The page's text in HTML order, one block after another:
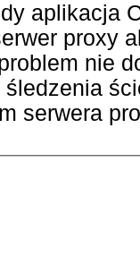
aplikacja
proxy
nie
serwera